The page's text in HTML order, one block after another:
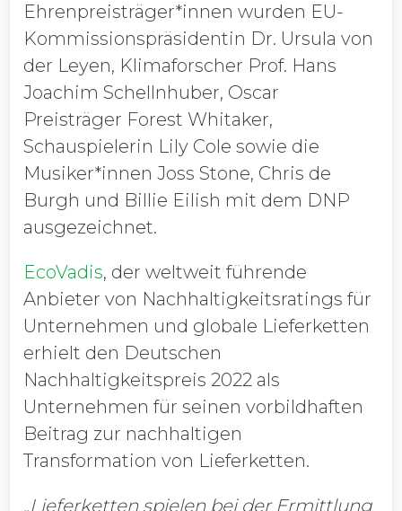
Ehrenpreisträger*innen wurden EU-
Kommissionspräsidentin Dr. Ursula von
der Leyen, Klimaforscher Prof. Hans
Joachim Schellnhuber, Oscar
Preisträger Forest Whitaker,
Schauspielerin Lily Cole sowie die
Musiker*innen Joss Stone, Chris de
Burgh und Billie Eilish mit dem DNP
ausgezeichnet.
EcoVadis, der weltweit führende
Anbieter von Nachhaltigkeitsratings für
Unternehmen und globale Lieferketten
erhielt den Deutschen
Nachhaltigkeitspreis 2022 als
Unternehmen für seinen vorbildhaften
Beitrag zur nachhaltigen
Transformation von Lieferketten.
„Lieferketten spielen bei der Ermittlung